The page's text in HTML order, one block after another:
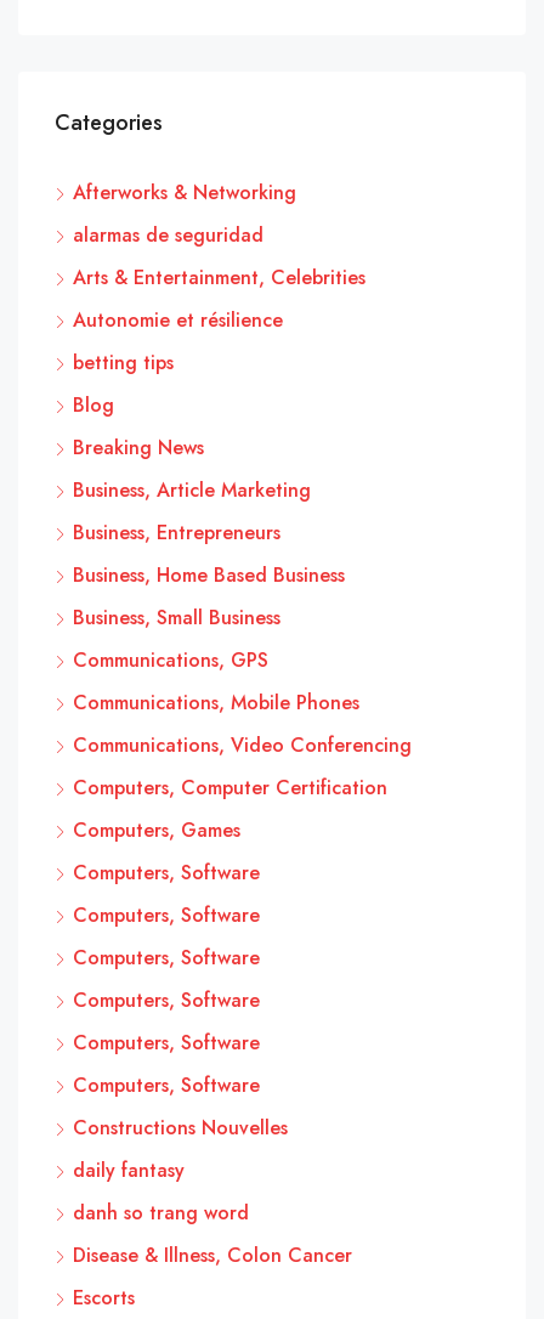
Categories
Afterworks & Networking
alarmas de seguridad
Arts & Entertainment, Celebrities
Autonomie et résilience
betting tips
Blog
Breaking News
Business, Article Marketing
Business, Entrepreneurs
Business, Home Based Business
Business, Small Business
Communications, GPS
Communications, Mobile Phones
Communications, Video Conferencing
Computers, Computer Certification
Computers, Games
Computers, Software
Computers, Software
Computers, Software
Computers, Software
Computers, Software
Computers, Software
Constructions Nouvelles
daily fantasy
danh so trang word
Disease & Illness, Colon Cancer
Escorts